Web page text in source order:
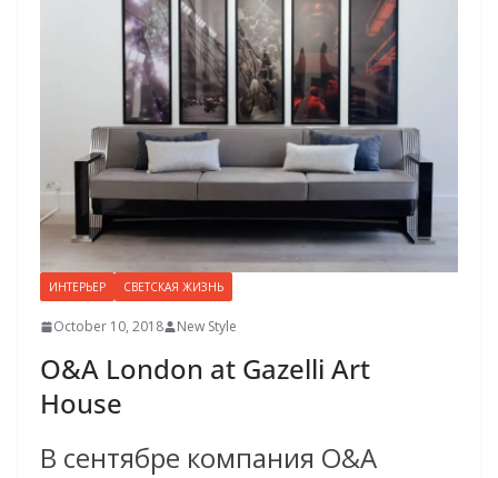
ИНТЕРЬЕР СВЕТСКАЯ ЖИЗНЬ
October 10, 2018 New Style
О&А London at Gazelli Art
House
В сентябре компания O&A